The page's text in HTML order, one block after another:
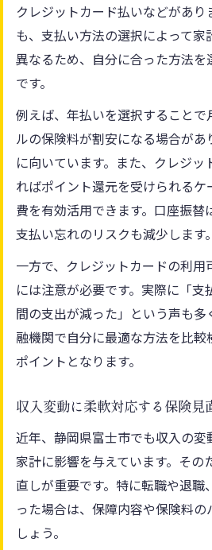
クレジットカード払いなどがあり
も、支払い方法の選択によって家
異なるため、自分に合った方法
です。
例えば、年払いを選択することで
ルの保険料が割安になる場合があ
に向いています。また、クレジッ
ればポイント還元を受けられるケ
費を有効活用できます。口座振替
支払い忘れのリスクも減少します。
一方で、クレジットカードの利用
には注意が必要です。実際に「支
間の支出が減った」という声も
融機関で自分に最適な方法を比
ポイントとなります。
収入変動に柔軟対応する保険見
近年、静岡県富士市でも収入の
家計に影響を与えています。その
直しが重要です。特に転職や退職
った場合は、保障内容や保険料
しょう。